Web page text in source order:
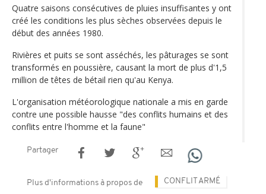
Quatre saisons consécutives de pluies insuffisantes y ont
créé les conditions les plus sèches observées depuis le
début des années 1980.
Rivières et puits se sont asséchés, les pâturages se sont
transformés en poussière, causant la mort de plus d'1,5
million de têtes de bétail rien qu'au Kenya.
L'organisation météorologique nationale a mis en garde
contre une possible hausse "des conflits humains et des
conflits entre l'homme et la faune"
Partager
Plus d'informations à propos de CONFLIT ARMÉ